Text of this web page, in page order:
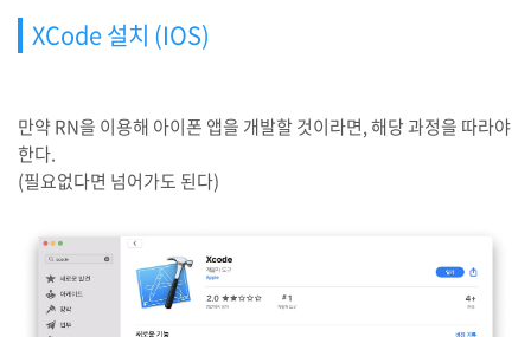
XCode 설치 (IOS)
만약 RN을 이용해 아이폰 앱을 개발할 것이라면, 해당 과정을 따라야
한다.
(필요없다면 넘어가도 된다)